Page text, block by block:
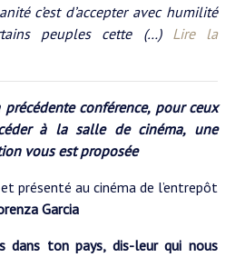
c’est d’accepter avec humilité
peuples cette (…) Lire la
conférence, pour ceux
à la salle de cinéma, une
vous est proposée
présenté au cinéma de l’entrepôt
Garcia
dans ton pays, dis-leur qui nous